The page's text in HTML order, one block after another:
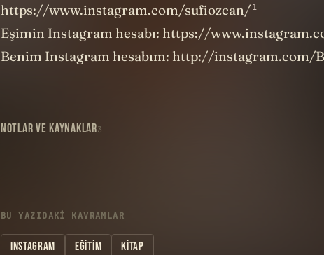
https://www.instagram.com/sufiozcan/1
Eşimin Instagram hesabı: https://
Benim Instagram hesabım: http://instagram.com/
NOTLAR VE KAYNAKLAR3
BU YAZIDAKI KAVRAMLAR
INSTAGRAM EĞITIM KITAP